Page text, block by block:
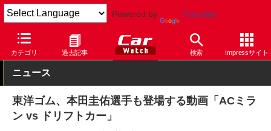
Powered by Translate
カテゴリ 過去記事 検索 Impressサイト
Car Watch タイヤ トーヨー
ニュース
東洋ゴム、本田圭佑選手も登場する動画「ACミラ
ン vs ドリフトカー」